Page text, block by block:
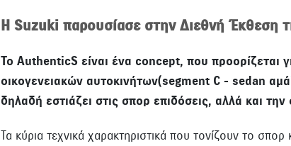
Η Suzuki παρουσίασε στην Διεθνή Έκθεση
To ΑuthenticS είναι ένα concept, που προορίζεται
οικογενειακών αυτοκινήτων(segment C - sedan
δηλαδή εστιάζει στις σπορ επιδόσεις, αλλά και
Τα κύρια τεχνικά χαρακτηριστικά που τονίζουν το